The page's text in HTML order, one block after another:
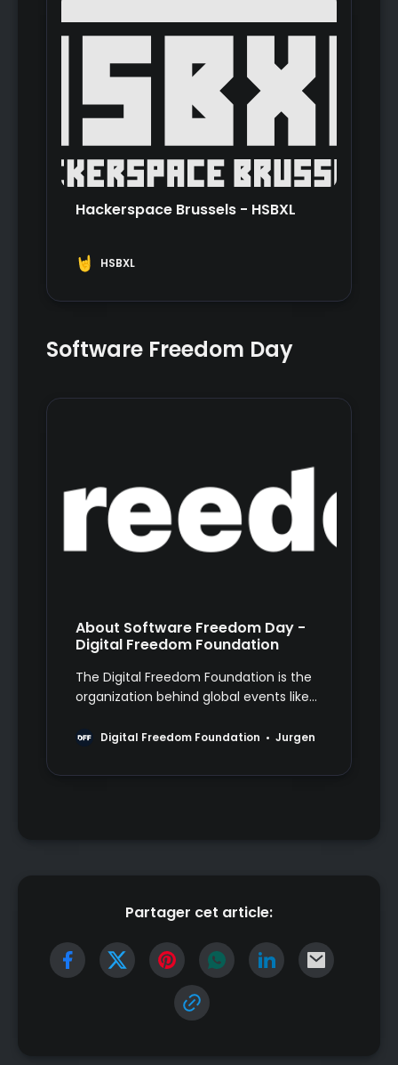
Hackerspace Brussels - HSBXL
HSBXL
Software Freedom Day
About Software Freedom Day -
Digital Freedom Foundation
The Digital Freedom Foundation is the
organization behind global events like
Freedom Day and Document Freedom
Digital Freedom Foundation Jurgen
Partager cet article: